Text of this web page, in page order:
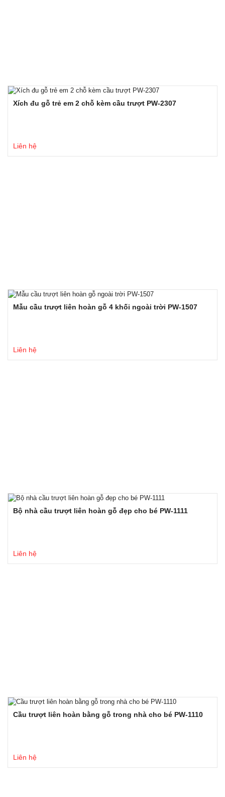
Xích đu gỗ trẻ em 2 chỗ kèm cầu trượt PW-2307
Liên hệ
Mẫu cầu trượt liên hoàn gỗ 4 khối ngoài trời PW-1507
Liên hệ
Bộ nhà cầu trượt liên hoàn gỗ đẹp cho bé PW-1111
Liên hệ
Cầu trượt liên hoàn bằng gỗ trong nhà cho bé PW-1110
Liên hệ